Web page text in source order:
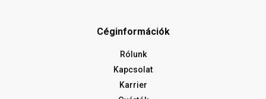
Céginformációk
Rólunk
Kapcsolat
Karrier